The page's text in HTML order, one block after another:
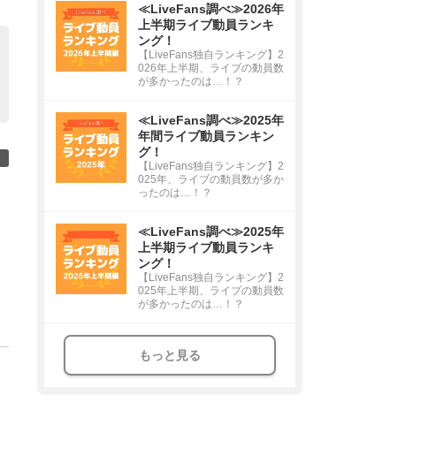
≪LiveFans調べ≫2026年
上半期ライブ動員ランキ
ング！
【LiveFans独自ランキング】2
026年上半期、ライブの動員数
が多かったのは…！？
≪LiveFans調べ≫2025年
年間ライブ動員ランキン
グ！
【LiveFans独自ランキング】2
025年、ライブの動員数が多か
ったのは…！？
≪LiveFans調べ≫2025年
上半期ライブ動員ランキ
ング！
【LiveFans独自ランキング】2
025年上半期、ライブの動員数
が多かったのは…！？
もっと見る